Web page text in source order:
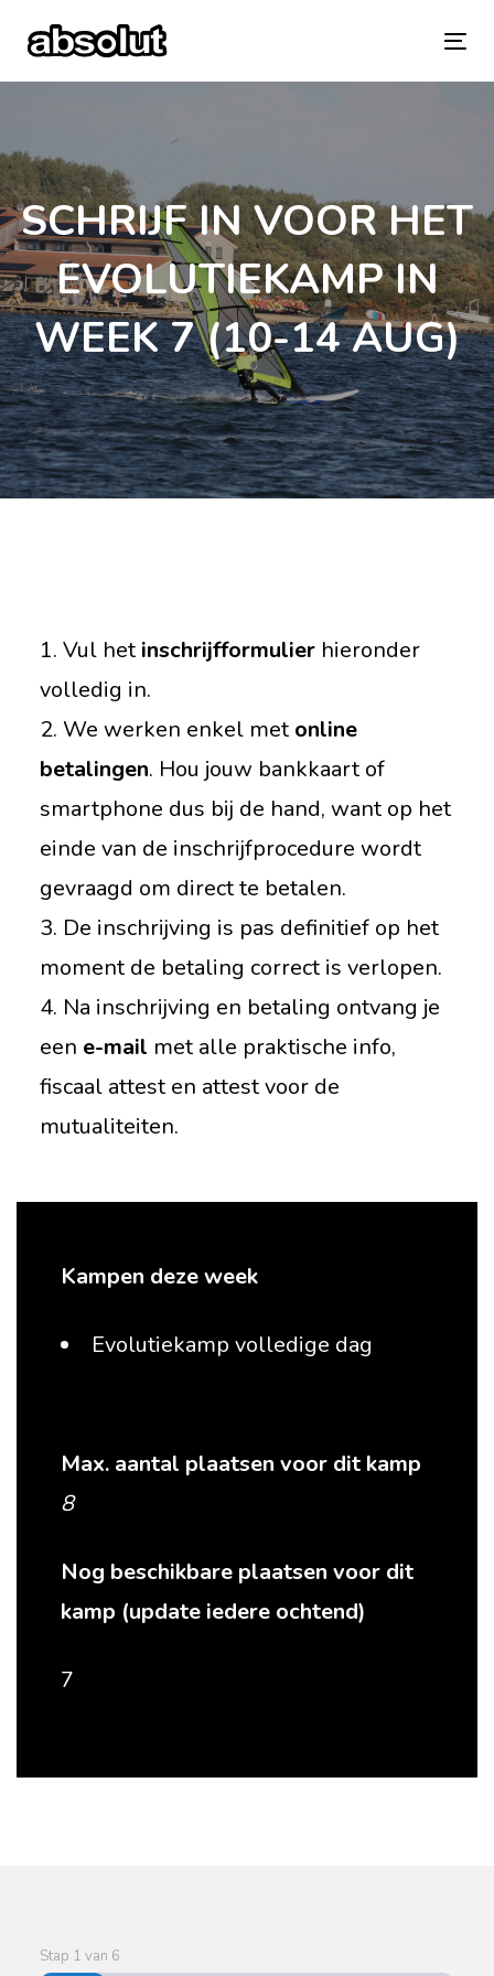
links
Skip
to
content
SCHRIJF IN VOOR HET
EVOLUTIEKAMP IN
WEEK 7 (10-14 AUG)
1. Vul hetinschrijfformulierhieronder
volledig in.
2. We werken enkel metonline
betalingen. Hou jouw bankkaart of
smartphone dus bij de hand, want op het
einde van de inschrijfprocedure wordt
gevraagd om direct te betalen.
3. De inschrijving is pas definitief op het
moment de betaling correct is verlopen.
4. Na inschrijving en betaling ontvang je
een e-mail met alle praktische info,
fiscaal attest en attest voor de
mutualiteiten.
Kampen deze week
Evolutiekamp volledige dag
Max. aantal plaatsen voor dit kamp
8
Nog beschikbare plaatsen voor dit
kamp (update iedere ochtend)
7
Stap 1 van 6